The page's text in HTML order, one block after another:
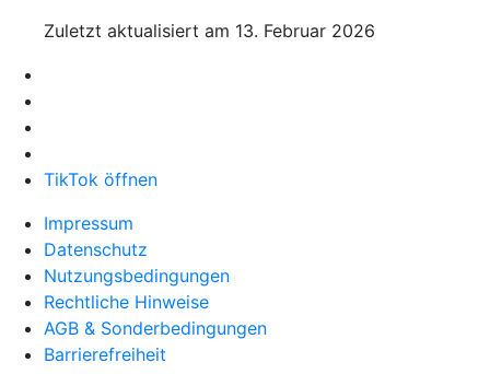
Zuletzt aktualisiert am 13. Februar 2026
TikTok öffnen
Impressum
Datenschutz
Nutzungsbedingungen
Rechtliche Hinweise
AGB & Sonderbedingungen
Barrierefreiheit